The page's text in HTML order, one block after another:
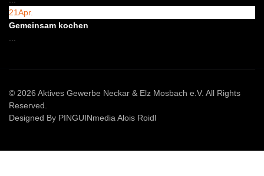
21Apr.
Gemeinsam kochen
© 2026 Aktives Gewerbe Neckar & Elz Mosbach e.V. All Rights
Reserved.
Designed By PINGUINmedia Alois Roidl